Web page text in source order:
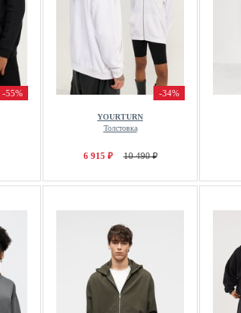
-55% -34%
YOURTURN
Толстовка
6 915 ₽ 10 490 ₽